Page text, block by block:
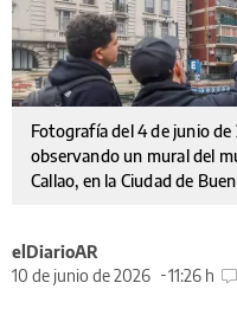
Fotografía del 4 de junio
observando un mural del
Callao, en la Ciudad de
elDiarioAR
10 de junio de 2026
11:26 h